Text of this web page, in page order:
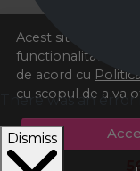
Acest site
functionalitatea
de acord cu
cu scopul de a va
There was an
Dismiss